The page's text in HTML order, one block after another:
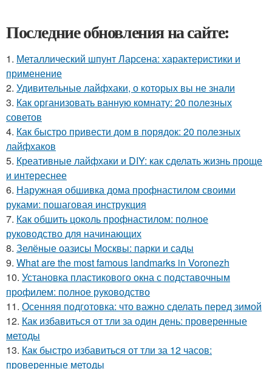
Последние обновления на сайте:
1. Металлический шпунт Ларсена: характеристики и
применение
2. Удивительные лайфхаки, о которых вы не знали
3. Как организовать ванную комнату: 20 полезных
советов
4. Как быстро привести дом в порядок: 20 полезных
лайфхаков
5. Креативные лайфхаки и DIY: как сделать жизнь проще
и интереснее
6. Наружная обшивка дома профнастилом своими
руками: пошаговая инструкция
7. Как обшить цоколь профнастилом: полное
руководство для начинающих
8. Зелёные оазисы Москвы: парки и сады
9. What are the most famous landmarks in Voronezh
10. Установка пластикового окна с подставочным
профилем: полное руководство
11. Осенняя подготовка: что важно сделать перед зимой
12. Как избавиться от тли за один день: проверенные
методы
13. Как быстро избавиться от тли за 12 часов:
проверенные методы